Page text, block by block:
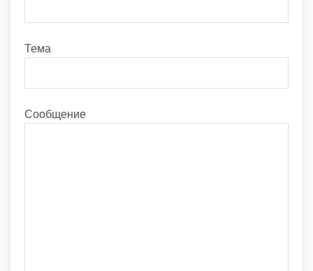
Тема
Сообщение